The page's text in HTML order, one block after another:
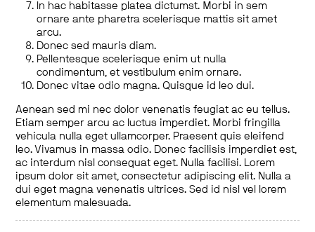
In hac habitasse platea dictumst. Morbi in sem
ornare ante pharetra scelerisque mattis sit amet
arcu.
Donec sed mauris diam.
Pellentesque scelerisque enim ut nulla
condimentum, et vestibulum enim ornare.
Donec vitae odio magna. Quisque id leo dui.
Aenean sed mi nec dolor venenatis feugiat ac eu tellus.
Etiam semper arcu ac luctus imperdiet. Morbi fringilla
vehicula nulla eget ullamcorper. Praesent quis eleifend
leo. Vivamus in massa odio. Donec facilisis imperdiet est,
ac interdum nisl consequat eget. Nulla facilisi. Lorem
ipsum dolor sit amet, consectetur adipiscing elit. Nulla a
dui eget magna venenatis ultrices. Sed id nisl vel lorem
elementum malesuada.